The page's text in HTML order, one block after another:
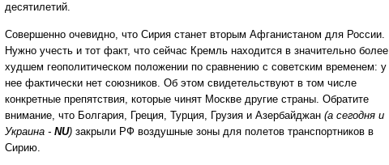
десятилетий.
Совершенно очевидно, что Сирия станет вторым Афганистаном для России.
Нужно учесть и тот факт, что сейчас Кремль находится в значительно более
худшем геополитическом положении по сравнению с советским временем: у
нее фактически нет союзников. Об этом свидетельствуют в том числе
конкретные препятствия, которые чинят Москве другие страны. Обратите
внимание, что Болгария, Греция, Турция, Грузия и Азербайджан (а сегодня и
Украина - NU) закрыли РФ воздушные зоны для полетов транспортников в
Сирию.